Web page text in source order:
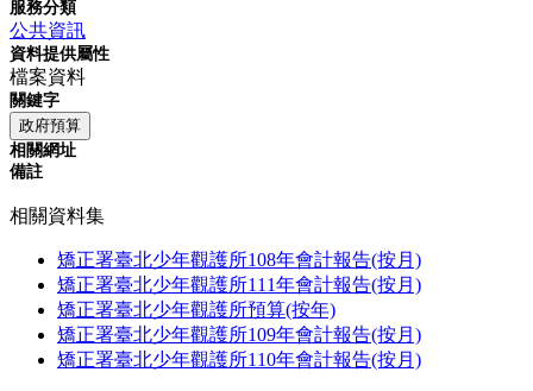
服務分類
公共資訊
資料提供屬性
檔案資料
關鍵字
政府預算
相關網址
備註
相關資料集
矯正署臺北少年觀護所108年會計報告(按月)
矯正署臺北少年觀護所111年會計報告(按月)
矯正署臺北少年觀護所預算(按年)
矯正署臺北少年觀護所109年會計報告(按月)
矯正署臺北少年觀護所110年會計報告(按月)